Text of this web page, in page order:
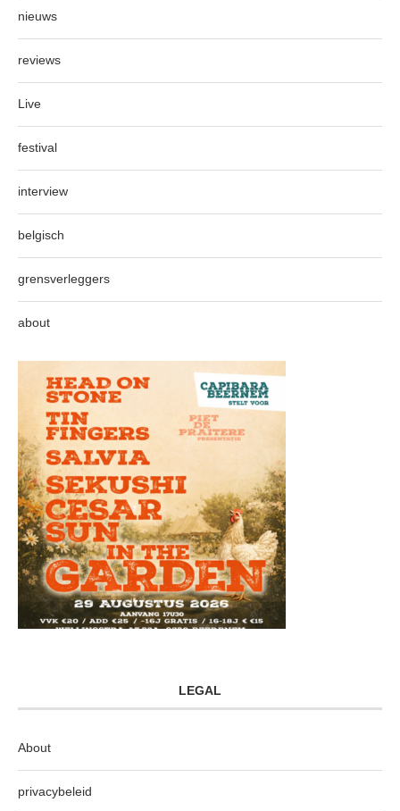
nieuws
reviews
Live
festival
interview
belgisch
grensverleggers
about
LEGAL
About
privacybeleid